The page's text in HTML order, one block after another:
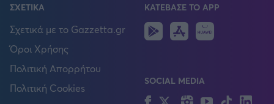
ΣΧΕΤΙΚΑ
Σχετικά με το Gazzetta.gr
Όροι Χρήσης
Πολιτική Απορρήτου
Πολιτική Cookies
ΚΑΤΕΒΑΣΕ ΤΟ APP
Android
IOS
SOCIAL MEDIA